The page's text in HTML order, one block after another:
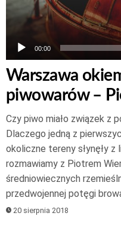
00:00
Warszawa
piwowarów –
Czy piwo miało związek z
Dlaczego jedną z
okoliczne tereny słynęły
rozmawiamy z Piotrem
średniowiecznych
przedwojennej potęgi
20 sierpnia 2018